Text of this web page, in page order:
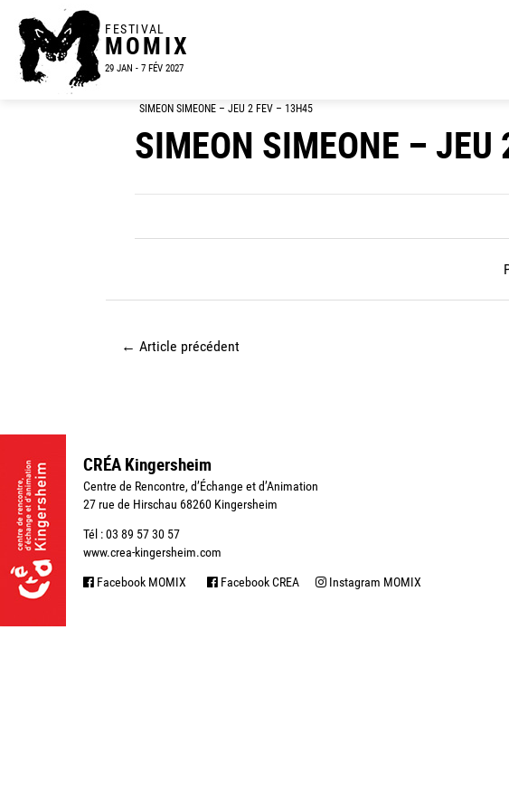
FESTIVAL
MOMIX
29 JAN - 7 FÉV 2027
SIMEON SIMEONE – JEU 2 FEV – 13H45
SIMEON SIMEONE –
← Article précédent
CRÉA Kingersheim
Centre de Rencontre, d’Échange et d’Animation
27 rue de Hirschau 68260 Kingersheim
Tél : 03 89 57 30 57
www.crea-kingersheim.com
Facebook MOMIX Facebook CREA Instagram MOMIX